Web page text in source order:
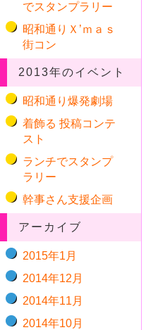
でスタンプラリー
昭和通りＸ’ｍａｓ
街コン
2013年のイベント
昭和通り爆発劇場
着飾る 投稿コンテ
スト
ランチでスタンプ
ラリー
幹事さん支援企画
アーカイブ
2015年1月
2014年12月
2014年11月
2014年10月